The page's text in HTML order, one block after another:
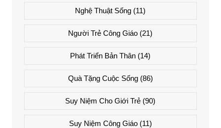
Nghệ Thuật Sống (11)
Người Trẻ Công Giáo (21)
Phát Triển Bản Thân (14)
Quà Tặng Cuộc Sống(86)
Suy Niệm Cho Giới Trẻ (90)
Suy Niệm Công Giáo(11)